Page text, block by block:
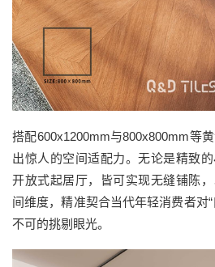
搭配600x1200mm与800x800mm等
出惊人的空间适配力。无论是精致
开放式起居厅，皆可实现无缝铺陈
间维度，精准契合当代年轻消费者对
不可的挑剔眼光。